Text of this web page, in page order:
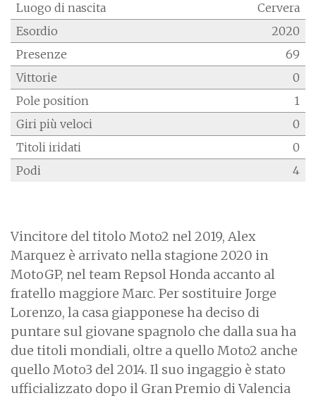
Luogo di nascita
Cervera
Esordio
2020
Presenze
69
Vittorie
0
Pole position
1
Giri più veloci
0
Titoli iridati
0
Podi
4
Vincitore del titolo Moto2 nel 2019, Alex
Marquez è arrivato nella stagione 2020 in
MotoGP, nel team Repsol Honda accanto al
fratello maggiore Marc. Per sostituire Jorge
Lorenzo, la casa giapponese ha deciso di
puntare sul giovane spagnolo che dalla sua ha
due titoli mondiali, oltre a quello Moto2 anche
quello Moto3 del 2014. Il suo ingaggio è stato
ufficializzato dopo il Gran Premio di Valencia